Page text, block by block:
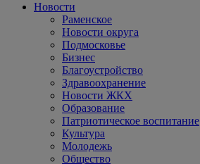
Новости
Раменское
Новости округа
Подмосковье
Бизнес
Благоустройство
Здравоохранение
Новости ЖКХ
Образование
Патриотическое воспитание
Культура
Молодежь
Общество